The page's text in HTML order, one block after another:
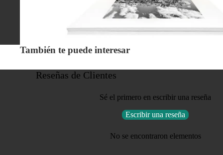
También te puede interesar
Reseñas de Clientes
Sé el primero en escribir una reseña
Escribir una reseña
No se encontraron elementos